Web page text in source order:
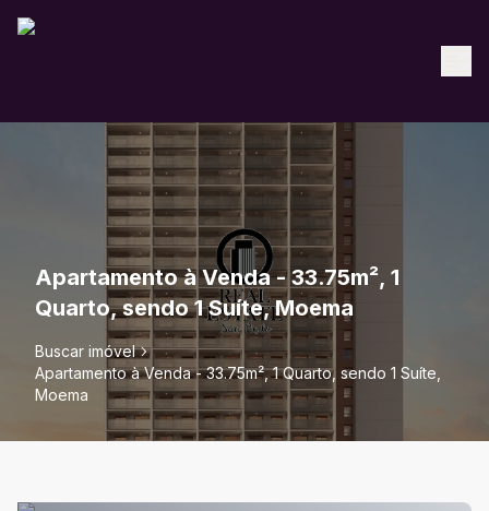
Apartamento à Venda - 33.75m², 1
Quarto, sendo 1 Suíte, Moema
Buscar imóvel
Apartamento à Venda - 33.75m², 1 Quarto, sendo 1 Suíte,
Moema